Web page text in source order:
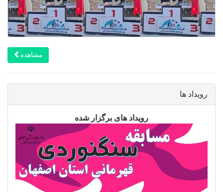
مشاهده
رویداد ها
رویداد های برگزار شده